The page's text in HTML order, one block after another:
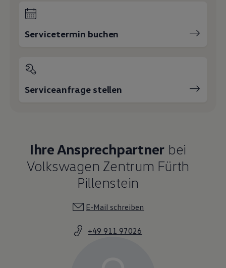
Servicetermin buchen
Serviceanfrage stellen
Ihre Ansprechpartner bei
Volkswagen Zentrum Fürth
Pillenstein
E-Mail schreiben
+49 911 97026